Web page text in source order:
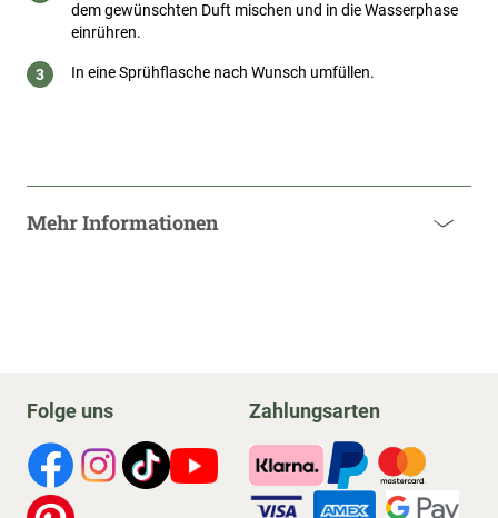
dem gewünschten Duft mischen und in die Wasserphase
einrühren.
In eine Sprühflasche nach Wunsch umfüllen.
Mehr Informationen
Folge uns Zahlungsarten